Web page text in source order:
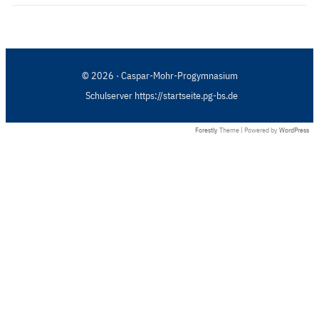
© 2026 · Caspar-Mohr-Progymnasium
Schulserver https://startseite.pg-bs.de
Forestly Theme | Powered by WordPress